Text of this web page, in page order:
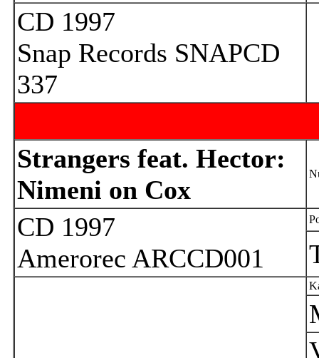
CD 1997
Snap Records SNAPCD
337
Strangers feat. Hector:
Nimeni on Cox
CD 1997
Amerorec ARCCD001